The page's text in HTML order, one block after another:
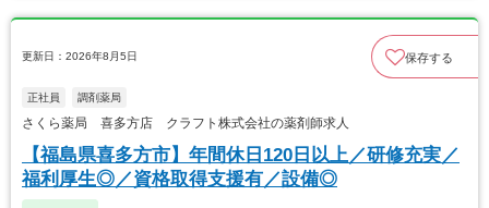
更新日：2026年8月5日 保存する
正社員 調剤薬局
さくら薬局 喜多方店 クラフト株式会社の薬剤師求人
【福島県喜多方市】年間休日120日以上／研修充実／
福利厚生◎／資格取得支援有／設備◎